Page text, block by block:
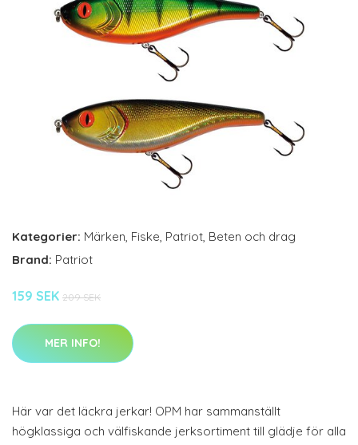
Kategorier: Märken, Fiske, Patriot, Beten och drag
Brand: Patriot
159 SEK 209 SEK
MER INFO!
Här var det läckra jerkar! OPM har sammanställt
högklassiga och välfiskande jerksortiment till glädje för alla